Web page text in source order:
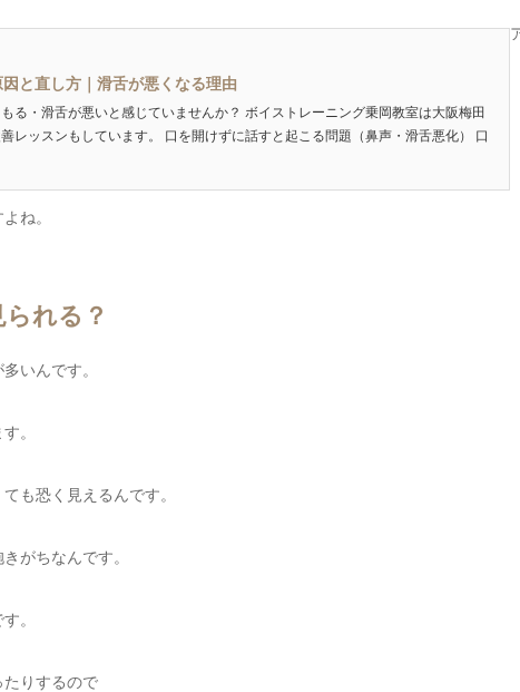
と直し方｜滑舌が悪くなる理由
る・滑舌が悪いと感じていませんか？ ボイストレーニング乗岡教室は大阪梅田
レッスンもしています。 口を開けずに話すと起こる問題（鼻声・滑舌悪化） 口
ね。
れる？
いんです。
。
も恐く見えるんです。
がちなんです。
。
たりするので